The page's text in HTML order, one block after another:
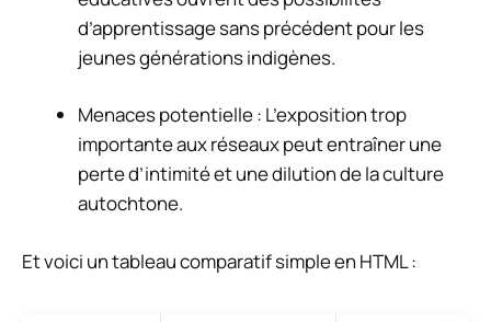
d’apprentissage sans précédent pour les
jeunes générations indigènes.
Menaces potentielle : L’exposition trop
importante aux réseaux peut entraîner une
perte d’intimité et une dilution de la culture
autochtone.
Et voici un tableau comparatif simple en HTML :